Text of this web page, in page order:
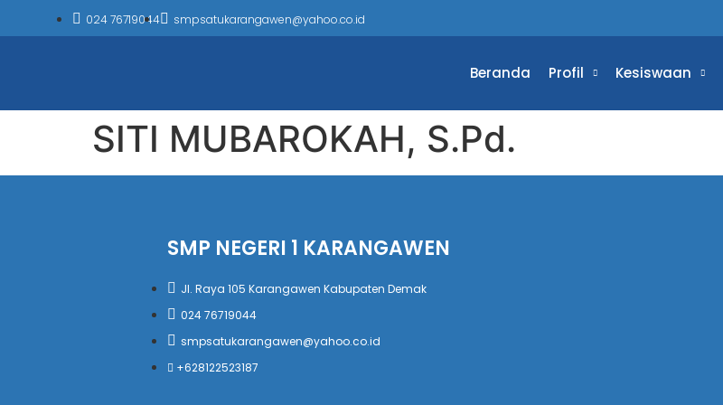
024 76719044 smpsatukarangawen@yahoo.co.id
Beranda Profil Kesiswaan
SITI MUBAROKAH, S.Pd.
SMP NEGERI 1 KARANGAWEN
Jl. Raya 105 Karangawen Kabupaten Demak
024 76719044
smpsatukarangawen@yahoo.co.id
+628122523187